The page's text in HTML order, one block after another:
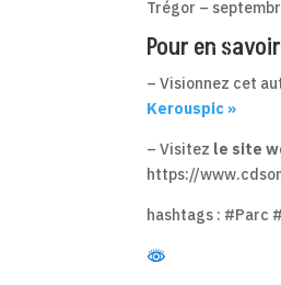
Trégor –
Pour en
– Visionnez cet
Kerouspic »
– Visitez le site
https://
hashtags : #Parc